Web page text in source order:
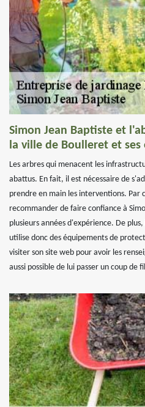
Simon Jean Baptiste et
la ville de Boulleret et ses
Les arbres qui menacent les
abattus. En fait, il est nécessaire de
prendre en main les interventions. Par
recommander de faire confiance à
plusieurs années d'expérience. De
utilise donc des équipements de
visiter son site web pour avoir les
aussi possible de lui passer un coup de